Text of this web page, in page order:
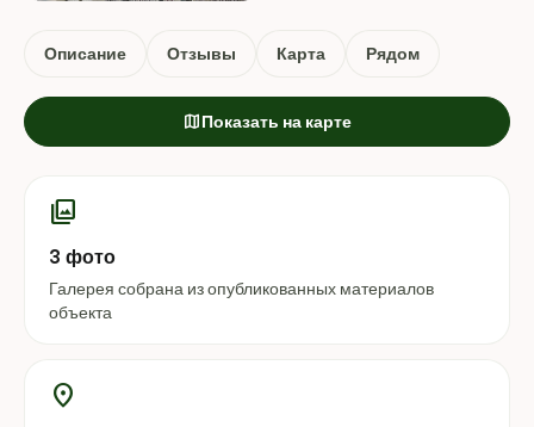
Описание Отзывы Карта Рядом
mapПоказать на карте
photo_library
3 фото
Галерея собрана из опубликованных материалов
объекта
location_on